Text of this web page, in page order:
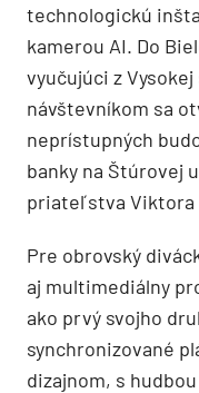
technologickú
kamerou AI. Do
vyučujúci z
návštevníkom sa
neprístupných
banky na Štúrovej
priateľstva Viktora
Pre obrovský
aj multimediálny
ako prvý svojho
synchronizované
dizajnom, s